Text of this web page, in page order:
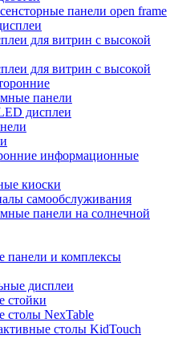
панели open frame
для витрин с высокой
для витрин с высокой
панели
дисплеи
информационные
киоски
самообслуживания
панели на солнечной
панели и комплексы
дисплеи
стойки
столы NexTable
столы KidTouch